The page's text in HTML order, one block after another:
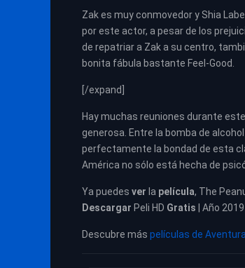
Zak es muy conmovedor y Shia
por este actor, a pesar de los
de repatriar a Zak a su centro,
bonita fábula bastante Feel-Good.
[/expand]
Hay muchas reuniones durante
generosa. Entre la bomba de
perfectamente la bondad de esta
América no sólo está hecha de
Ya puedes ver la película, The
Descargar Peli HD Gratis | Año
Descubre más películas de Aventura